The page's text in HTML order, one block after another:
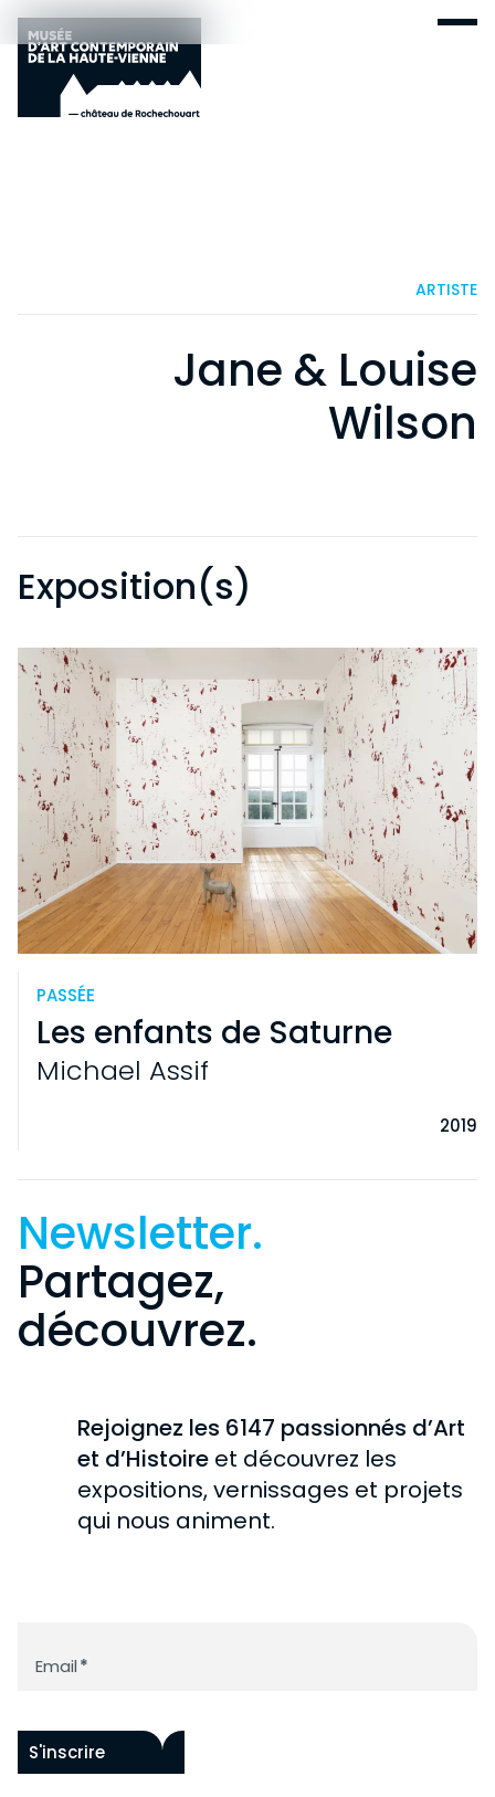
VISITE
SCOLAIRES
ACCESSIBILITÉ
EN COURS
À VENIR
PASSÉES
COLLECTION
HISTOIRE DE LA COLLECTION
FONDS RAOUL HAUSMANN
CHÂTEAU DE ROCHECHOUART
ÉDITIONS
NOS PROJETS
ARTISTE
Jane & Louise
Wilson
Exposition(s)
PASSÉE
Les enfants de Saturne
Michael Assif
2019
Newsletter.
Partagez,
découvrez.
Rejoignez les 6147 passionnés d’Art
et d’Histoire et découvrez les
expositions, vernissages et projets
qui nous animent.
Email*
S'inscrire